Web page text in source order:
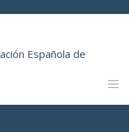
Española de